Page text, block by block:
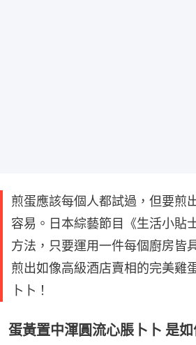
煎蛋應該每個人都試過，但要煎
容易。日本綜藝節目《生活小貼
方法，只要運用一件每個廚房皆
煎出如像高級酒店賣相的完美雞
卜卜！
蛋黃置中渾圓流心脹卜卜 是如